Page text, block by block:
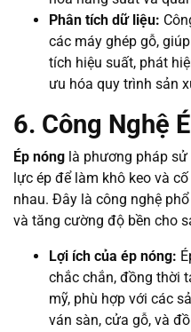
Phân tích dữ liệu:
các máy ghép gỗ,
tích hiệu suất, phát
ưu hóa quy trình sản
6. Công Nghệ
Ép nóng là phương pháp
lực ép để làm khô keo và
nhau. Đây là công nghệ
và tăng cường độ bền cho
Lợi ích của ép nóng:
chắc chắn, đồng thời
mỹ, phù hợp với các
ván sàn, cửa gỗ, và